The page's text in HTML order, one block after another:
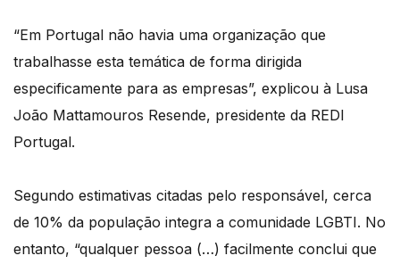
“Em Portugal não havia uma organização que
trabalhasse esta temática de forma dirigida
especificamente para as empresas”, explicou à Lusa
João Mattamouros Resende, presidente da REDI
Portugal.
Segundo estimativas citadas pelo responsável, cerca
de 10% da população integra a comunidade LGBTI. No
entanto, “qualquer pessoa (…) facilmente conclui que